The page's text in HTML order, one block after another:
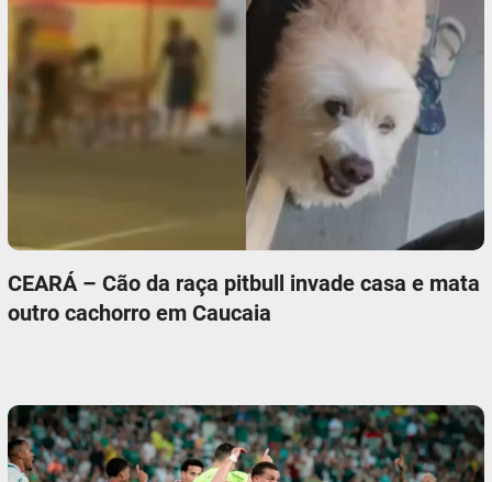
CEARÁ – Cão da raça pitbull invade casa e mata
outro cachorro em Caucaia